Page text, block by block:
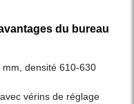
du bureau
densité 610-630
vérins de réglage